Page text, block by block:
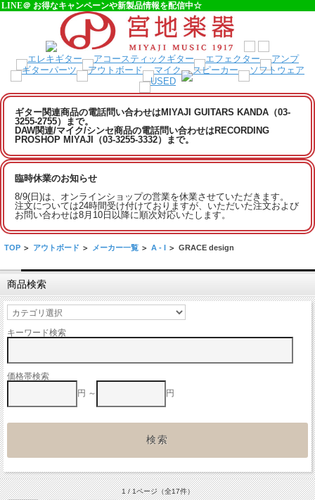
LINE＠ お得なキャンペーンや新製品情報を配信中☆
ギター関連商品の電話問い合わせはMIYAJI GUITARS KANDA（03-
3255-2755）まで。
DAW関連/マイク/シンセ商品の電話問い合わせはRECORDING
PROSHOP MIYAJI（03-3255-3332）まで。
臨時休業のお知らせ
8/9(日)は、オンラインショップの営業を休業させていただきます。
注文については24時間受け付けておりますが、いただいた注文および
お問い合わせは8月10日以降に順次対応いたします。
TOP > アウトボード > メーカー一覧 > A - I > GRACE design
商品検索
キーワード検索
価格帯検索
円 ～
円
1 / 1ページ（全17件）